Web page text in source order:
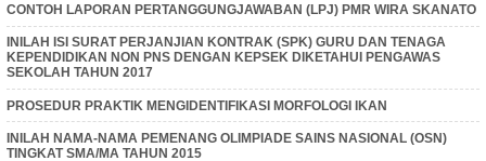
CONTOH LAPORAN PERTANGGUNGJAWABAN (LPJ) PMR WIRA SKANATO
INILAH ISI SURAT PERJANJIAN KONTRAK (SPK) GURU DAN TENAGA
KEPENDIDIKAN NON PNS DENGAN KEPSEK DIKETAHUI PENGAWAS
SEKOLAH TAHUN 2017
PROSEDUR PRAKTIK MENGIDENTIFIKASI MORFOLOGI IKAN
INILAH NAMA-NAMA PEMENANG OLIMPIADE SAINS NASIONAL (OSN)
TINGKAT SMA/MA TAHUN 2015